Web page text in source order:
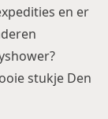
en er
stukje Den